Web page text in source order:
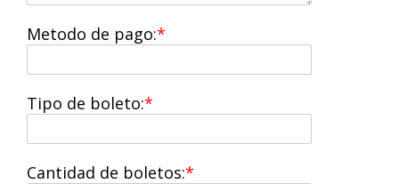
Metodo de pago:
Tipo de boleto:
Cantidad de boletos: